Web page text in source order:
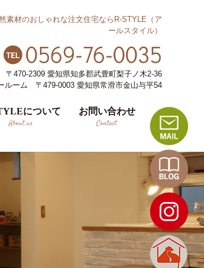
素材のおしゃれな注文住宅ならR-STYLE（ア
ールスタイル）
0569-76-0035
〒470-2309 愛知県知多郡武豊町梨子ノ木2-36
ルーム 〒479-0003 愛知県常滑市金山与平54
について
About us
お問い合わせ
Contact